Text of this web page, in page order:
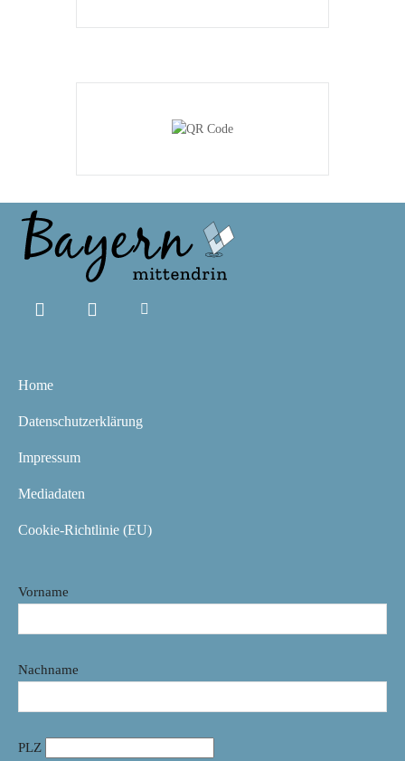
Home
Datenschutzerklärung
Impressum
Mediadaten
Cookie-Richtlinie (EU)
Vorname
Nachname
PLZ